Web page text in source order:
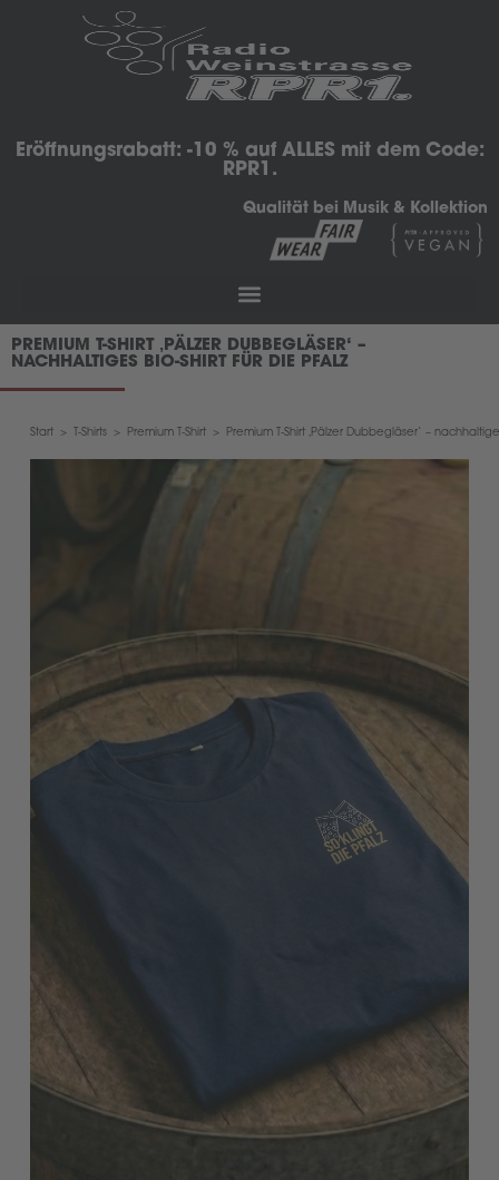
Eröffnungsrabatt: -10 % auf ALLES mit dem Code:
RPR1.
Qualität bei Musik & Kollektion
PREMIUM T-SHIRT ‚PÄLZER DUBBEGLÄSER‘ –
NACHHALTIGES BIO-SHIRT FÜR DIE PFALZ
Start > T-Shirts > Premium T-Shirt > Premium T-Shirt ‚Pälzer Dubbegläser‘ –